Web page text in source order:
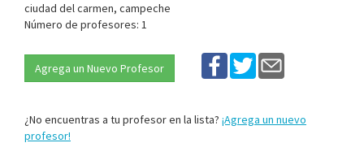
ciudad del carmen, campeche
Número de profesores: 1
Agrega un Nuevo Profesor
¿No encuentras a tu profesor en la lista? ¡Agrega un nuevo
profesor!